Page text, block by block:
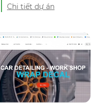
Chi tiết dự án